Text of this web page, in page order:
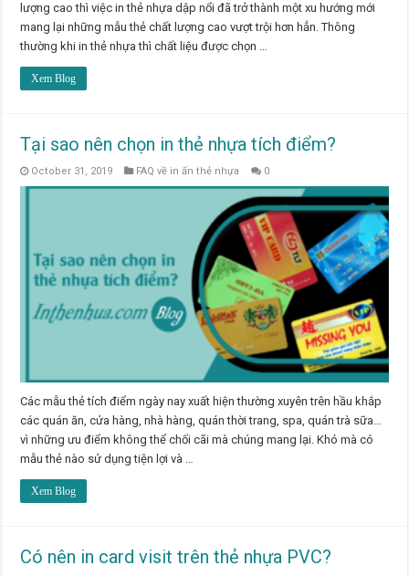
lượng cao thì việc in thẻ nhựa dập nổi đã trở thành một xu hướng mới
mang lại những mẫu thẻ chất lượng cao vượt trội hơn hẳn. Thông
thường khi in thẻ nhựa thì chất liệu được chọn …
Xem Blog
Tại sao nên chọn in thẻ nhựa tích điểm?
October 31, 2019 FAQ về in ấn thẻ nhựa 0
Các mẫu thẻ tích điểm ngày nay xuất hiện thường xuyên trên hầu khắp
các quán ăn, cửa hàng, nhà hàng, quán thời trang, spa, quán trà sữa…
vì những ưu điểm không thể chối cãi mà chúng mang lại. Khó mà có
mẫu thẻ nào sử dụng tiện lợi và …
Xem Blog
Có nên in card visit trên thẻ nhựa PVC?